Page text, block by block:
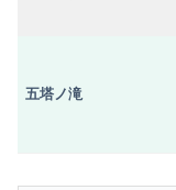
五塔ノ滝